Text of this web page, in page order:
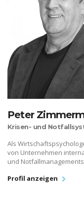
Peter
Krisen- und
Als
von Unternehmen
und
Profil anzeigen